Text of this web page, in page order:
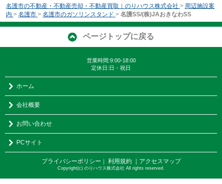
名護市の不動産・不動産売却・不動産買取｜のりハウス株式会社 > 周辺施設案
内 > 名護市 > 名護市のガソリンスタンド > 名護SS/(株)JAおきなわSS
ページトップに戻る
営業時間:9:00-18:00
定休日:日・祝日
ホーム
会社概要
お問い合わせ
PCサイト
プライバシーポリシー ｜ 利用規約 ｜アクセスマップ
Copyright(c) のりハウス株式会社 All rights reserved.